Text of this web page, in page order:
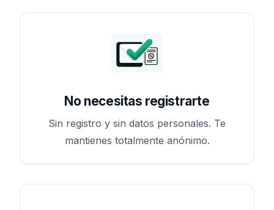
No necesitas registrarte
Sin registro y sin datos personales. Te
mantienes totalmente anónimo.